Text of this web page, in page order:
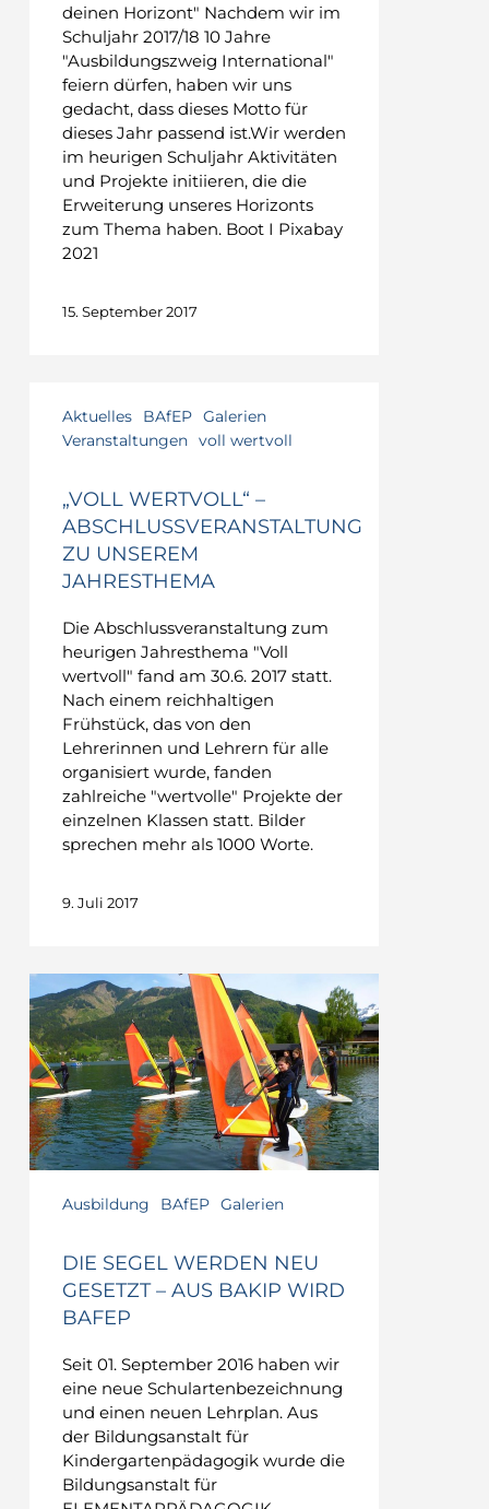
deinen Horizont" Nachdem wir im
Schuljahr 2017/18 10 Jahre
"Ausbildungszweig International"
feiern dürfen, haben wir uns
gedacht, dass dieses Motto für
dieses Jahr passend ist.Wir werden
im heurigen Schuljahr Aktivitäten
und Projekte initiieren, die die
Erweiterung unseres Horizonts
zum Thema haben. Boot I Pixabay
2021
15. September 2017
Aktuelles BAfEP Galerien
Veranstaltungen voll wertvoll
„VOLL WERTVOLL“ –
ABSCHLUSSVERANSTALTUNG
ZU UNSEREM
JAHRESTHEMA
Die Abschlussveranstaltung zum
heurigen Jahresthema "Voll
wertvoll" fand am 30.6. 2017 statt.
Nach einem reichhaltigen
Frühstück, das von den
Lehrerinnen und Lehrern für alle
organisiert wurde, fanden
zahlreiche "wertvolle" Projekte der
einzelnen Klassen statt. Bilder
sprechen mehr als 1000 Worte.
9. Juli 2017
Ausbildung BAfEP Galerien
DIE SEGEL WERDEN NEU
GESETZT – AUS BAKIP WIRD
BAFEP
Seit 01. September 2016 haben wir
eine neue Schulartenbezeichnung
und einen neuen Lehrplan. Aus
der Bildungsanstalt für
Kindergartenpädagogik wurde die
Bildungsanstalt für